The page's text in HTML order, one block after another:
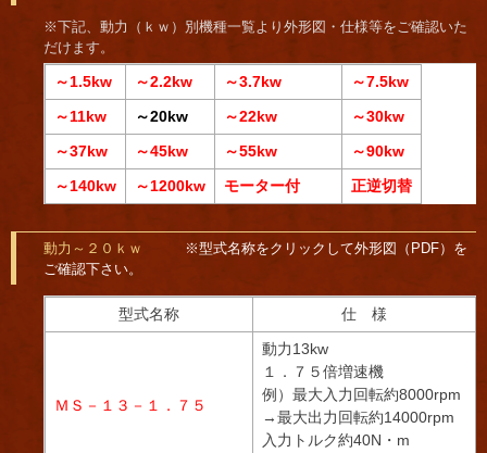
※下記、動力（ｋｗ）別機種一覧より外形図・仕様等をご確認いた
だけます。
～1.5kw ～2.2kw ～3.7kw
～7.5kw
～11kw
～20kw ～22kw
～30kw
～37kw
～45kw ～55kw
～90kw
～140kw
～1200kw モーター付 正逆切替
動力～２０ｋｗ
※型式名称をクリックして外形図（PDF）を
ご確認下さい。
型式名称 仕 様
ＭＳ－１３－１．７５
動力13kw
１．７５倍増速機
例）最大入力回転約8000rpm
→最大出力回転約14000rpm
入力トルク約40N・m